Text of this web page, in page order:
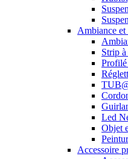
Ambiance et
Strip à
Led
Objet
Accessoire